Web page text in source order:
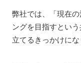
弊社では、「現在
ングを目指すという
立てるきっかけにな